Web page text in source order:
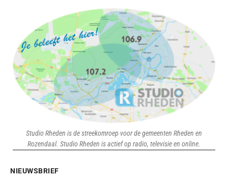
Studio Rheden is de streekomroep voor de gemeenten Rheden en
Rozendaal. Studio Rheden is actief op radio, televisie en online.
NIEUWSBRIEF